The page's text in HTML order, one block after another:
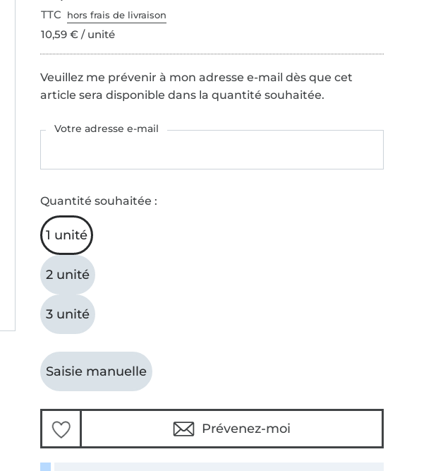
TTC hors frais de livraison
10,59 € / unité
Veuillez me prévenir à mon adresse e-mail dès que cet
article sera disponible dans la quantité souhaitée.
Votre adresse e-mail
Quantité souhaitée :
1 unité
2 unité
3 unité
Saisie manuelle
Prévenez-moi